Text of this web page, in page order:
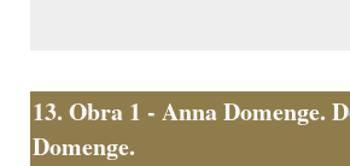
13. Obra 1 - Anna Domenge.
Domenge.